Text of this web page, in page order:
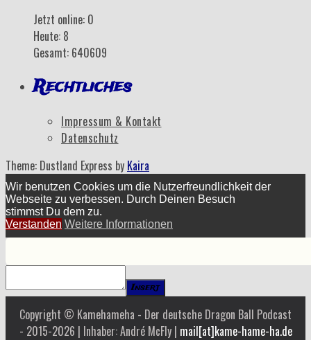
Jetzt online: 0
Heute: 8
Gesamt: 640609
Rechtliches
Impressum & Kontakt
Datenschutz
Theme: Dustland Express by Kaira
Wir benutzen Cookies um die Nutzerfreundlichkeit der
Webseite zu verbessen. Durch Deinen Besuch
stimmst Du dem zu.
Verstanden Weitere Informationen
Insert
Copyright © Kamehameha - Der deutsche Dragon Ball Podcast
- 2015-2026 | Inhaber: André McFly | mail[at]kame-hame-ha.de